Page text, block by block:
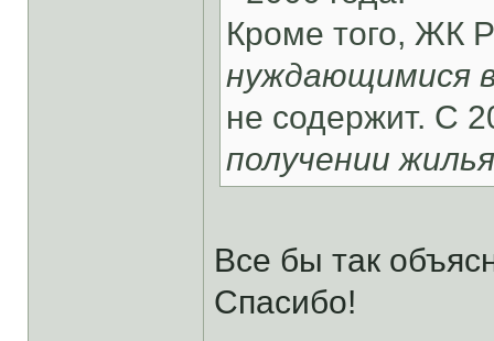
Кроме того, ЖК
нуждающимися
не содержит. С
получении жилья
Все бы так
Спасибо!